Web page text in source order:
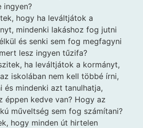
ingyen?
hogy ha leváltjátok a
mindenki lakáshoz fog jutni
és senki sem fog megfagyni
lesz ingyen tűzifa?
ha leváltjátok a kormányt,
iskolában nem kell többé írni,
és mindenki azt tanulhatja,
éppen kedve van? Hogy az
műveltség sem fog számítani?
hogy minden út hirtelen